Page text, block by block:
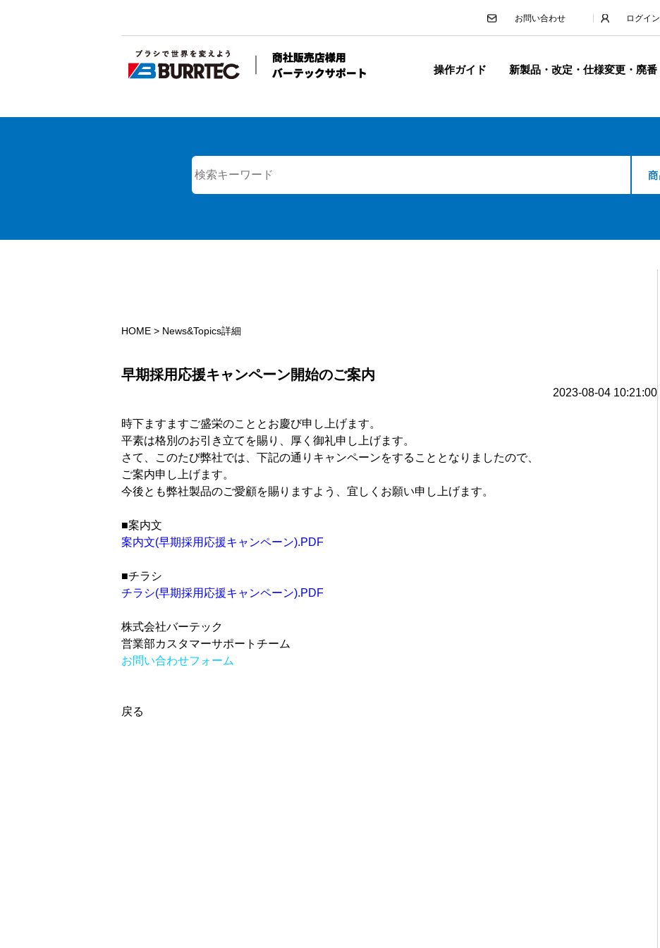
お問い合わせ ログイン
操作ガイド 新製品・改定・仕様変更・廃番
HOME> News&Topics詳細
早期採用応援キャンペーン開始のご案内
2023-08-04 10:21:00
時下ますますご盛栄のこととお慶び申し上げます。
平素は格別のお引き立てを賜り、厚く御礼申し上げます。
さて、このたび弊社では、下記の通りキャンペーンをすることとなりましたので、
ご案内申し上げます。
今後とも弊社製品のご愛顧を賜りますよう、宜しくお願い申し上げます。
■案内文
案内文(早期採用応援キャンペーン).PDF
■チラシ
チラシ(早期採用応援キャンペーン).PDF
株式会社バーテック
営業部カスタマーサポートチーム
お問い合わせフォーム
戻る